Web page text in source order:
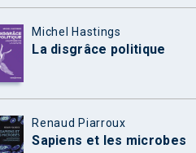
Michel Hastings
La disgrâce politique
Renaud Piarroux
Sapiens et les microbes